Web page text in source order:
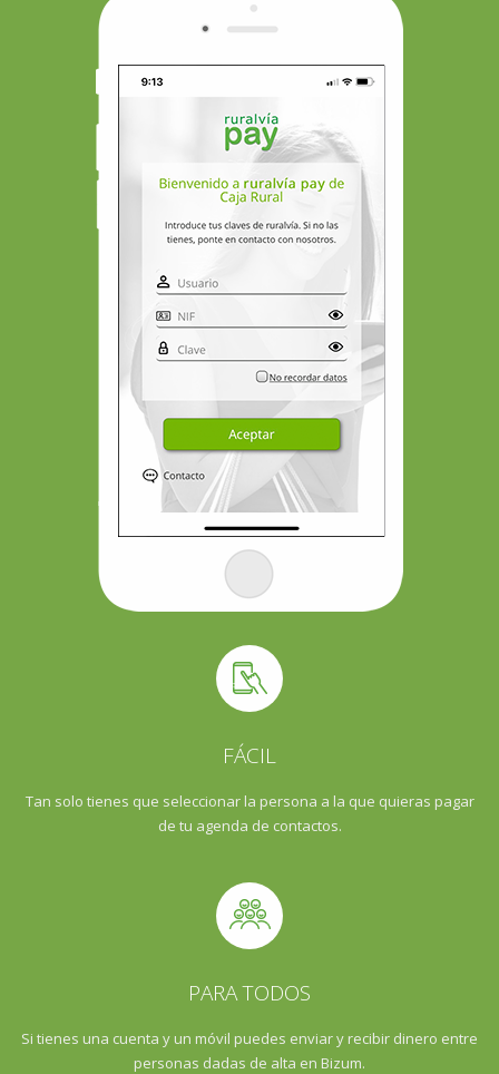
FÁCIL
Tan solo tienes que seleccionar la persona a la que quieras pagar
de tu agenda de contactos.
PARA TODOS
Si tienes una cuenta y un móvil puedes enviar y recibir dinero entre
personas dadas de alta en Bizum.